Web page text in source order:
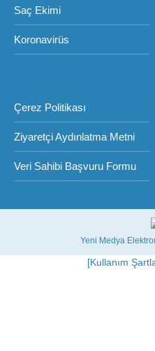
Saç Ekimi
Koronavirüs
Çerez Politikası
Ziyaretçi Aydınlatma Metni
Veri Sahibi Başvuru Formu
Yeni Medya
[Kullanım